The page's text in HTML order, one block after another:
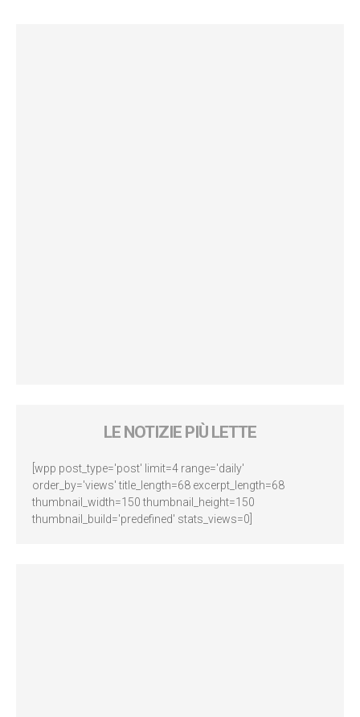
LE NOTIZIE PIÙ LETTE
[wpp post_type='post' limit=4 range='daily'
order_by='views' title_length=68 excerpt_length=68
thumbnail_width=150 thumbnail_height=150
thumbnail_build='predefined' stats_views=0]